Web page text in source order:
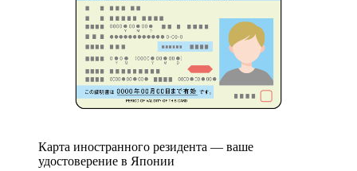
Карта иностранного резидента — ваше
удостоверение в Японии